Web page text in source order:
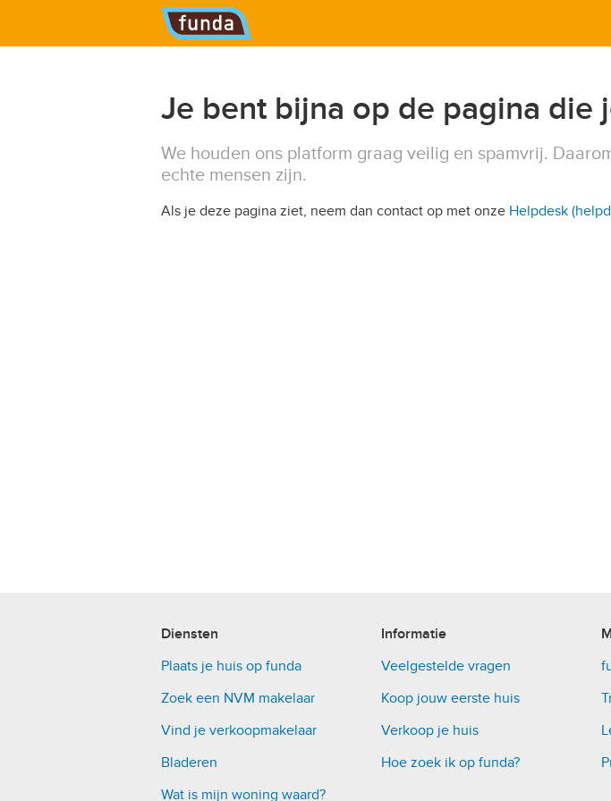
Hoofdmenu
Je bent bijna op de pagina die
We houden ons platform graag veilig en spamvrij.
echte mensen zijn.
Als je deze pagina ziet, neem dan contact op met onze Helpdesk
Diensten
Plaats je huis op funda
Zoek een NVM makelaar
Vind je verkoopmakelaar
Bladeren
Wat is mijn woning waard?
Informatie
Veelgestelde vragen
Koop jouw eerste huis
Verkoop je huis
Hoe zoek ik op funda?